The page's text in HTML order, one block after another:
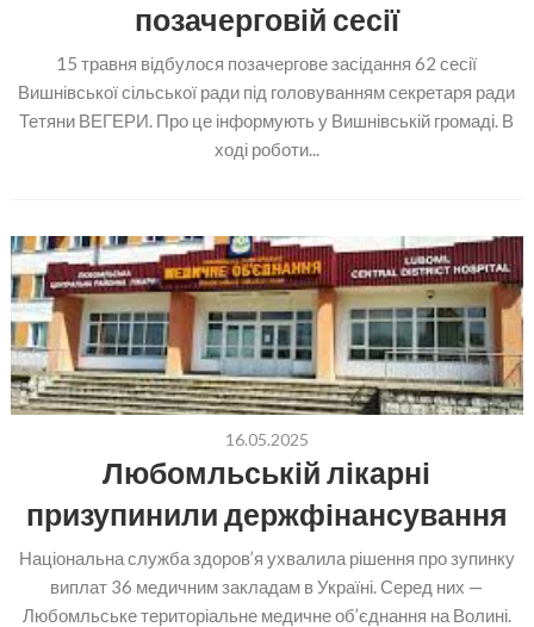
позачерговій сесії
15 травня відбулося позачергове засідання 62 сесії
Вишнівської сільської ради під головуванням секретаря ради
Тетяни ВЕГЕРИ. Про це інформують у Вишнівській громаді. В
ході роботи...
16.05.2025
Любомльській лікарні
призупинили держфінансування
Національна служба здоров’я ухвалила рішення про зупинку
виплат 36 медичним закладам в Україні. Серед них —
Любомльське територіальне медичне об’єднання на Волині.